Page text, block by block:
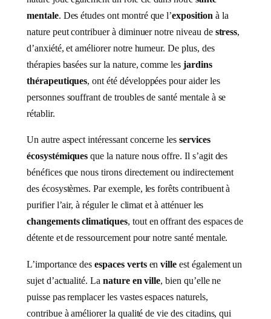
mentale. Des études ont montré que l’exposition à la
nature peut contribuer à diminuer notre niveau de stress,
d’anxiété, et améliorer notre humeur. De plus, des
thérapies basées sur la nature, comme les jardins
thérapeutiques, ont été développées pour aider les
personnes souffrant de troubles de santé mentale à se
rétablir.
Un autre aspect intéressant concerne lesservices
écosystémiques que la nature nous offre. Il s’agit des
bénéfices que nous tirons directement ou indirectement
des écosystèmes. Par exemple, les forêts contribuent à
purifier l’air, à réguler le climat et à atténuer les
changements climatiques, tout en offrant des espaces de
détente et de ressourcement pour notre santé mentale.
L’importance desespaces vertsenville est également un
sujet d’actualité. La nature en ville, bien qu’elle ne
puisse pas remplacer les vastes espaces naturels,
contribue à améliorer la qualité de vie des citadins, qui